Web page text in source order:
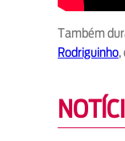
Também
Rodriguinho,